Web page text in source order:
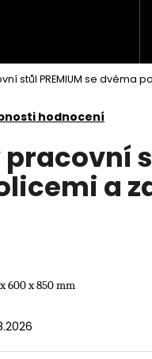
stůl PREMIUM se dvěma
hodnocení
a
600 x 850 mm